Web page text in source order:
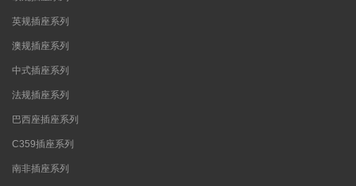
英规插座系列
澳规插座系列
中式插座系列
法规插座系列
巴西座插座系列
C359插座系列
南非插座系列